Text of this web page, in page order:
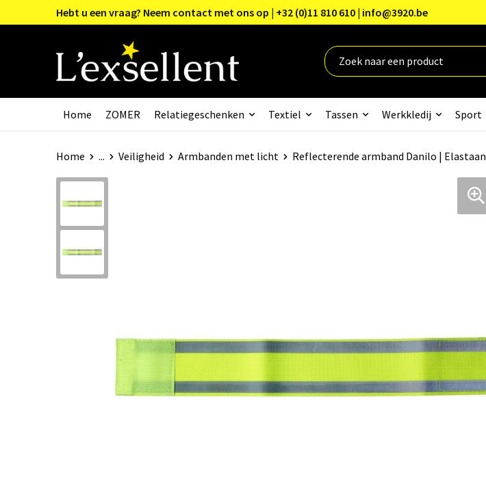
Hebt u een vraag? Neem contact met ons op | +32 (0)11 810 610 | info@3920.be
Home ZOMER Relatiegeschenken Textiel Tassen Werkkledij Sport
Home ... Veiligheid Armbanden met licht Reflecterende armband Danilo | Elastaan